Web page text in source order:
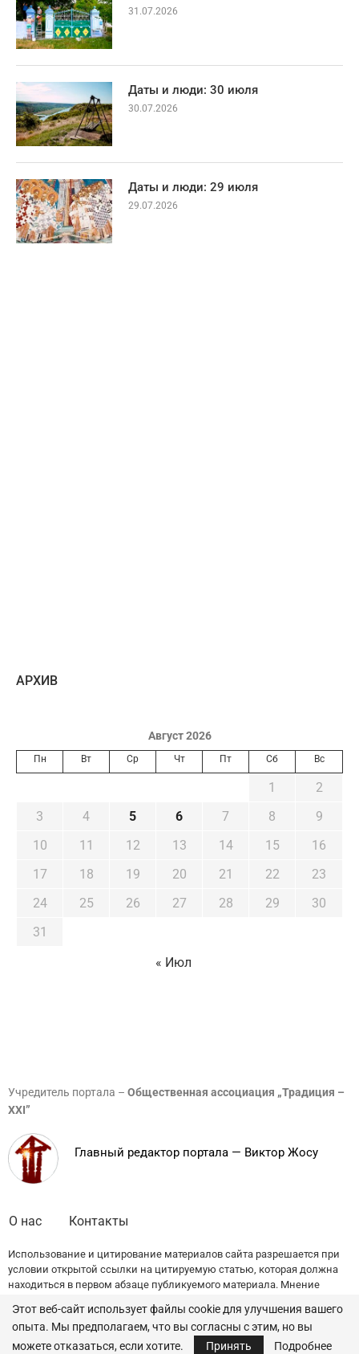
31.07.2026
Даты и люди: 30 июля
30.07.2026
Даты и люди: 29 июля
29.07.2026
AРХИВ
Август 2026
Пн Вт Ср Чт Пт Сб Вс
1
2
3
4 5 6 7 8
9
10
11 12 13 14 15
16
17
18 19 20 21 22
23
24
25 26 27 28 29
30
31
« Июл
Учредитель портала – Общественная ассоциация „Традиция –
XXI”
Главный редактор портала — Виктор Жосу
О нас Контакты
Использование и цитирование материалов сайта разрешается при
условии открытой ссылки на цитируемую статью, которая должна
находиться в первом абзаце публикуемого материала. Мнение
© 2022 — All Rights Reserved. Traditia.md
Этот веб-сайт использует файлы cookie для улучшения вашего
опыта. Мы предполагаем, что вы согласны с этим, но вы
можете отказаться, если хотите.
Принять Подробнее